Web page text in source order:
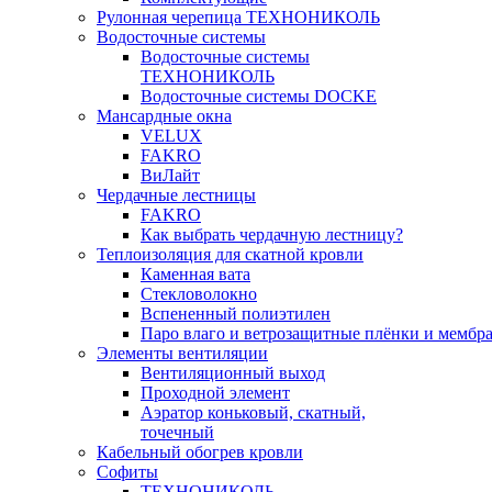
Рулонная черепица ТЕХНОНИКОЛЬ
Водосточные системы
Водосточные системы
ТЕХНОНИКОЛЬ
Водосточные системы DOCKE
Мансардные окна
VELUX
FAKRO
ВиЛайт
Чердачные лестницы
FAKRO
Как выбрать чердачную лестницу?
Теплоизоляция для скатной кровли
Каменная вата
Стекловолокно
Вспененный полиэтилен
Паро влаго и ветрозащитные плёнки и
Элементы вентиляции
Вентиляционный выход
Проходной элемент
Аэратор коньковый, скатный,
точечный
Кабельный обогрев кровли
Софиты